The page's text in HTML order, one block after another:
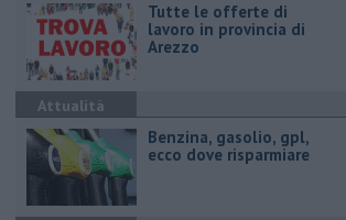
​Tutte le offerte di
lavoro in provincia di
Arezzo
Attualità
​Benzina, gasolio, gpl,
ecco dove risparmiare